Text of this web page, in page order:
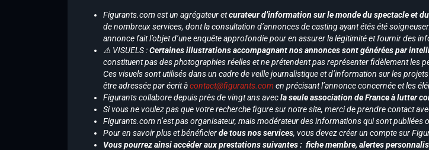
Figurants.com est un agrégateur etcurateur d’information sur le monde du spectacle et
de nombreux services, dont la consultation d’annonces de casting ayant étés été
annonce fait l’objet d’une enquête approfondie pour en assurer la légitimité et fournir des
⚠️ VISUELS :Certaines illustrations accompagnant nos annonces sont générées par
constituent pas des photographies réelles et ne prétendent pas représenter fidèlement
Ces visuels sont utilisés dans un cadre de veille journalistique et d’information sur les
être adressée par écrit àcontact@figurants.com en précisant l’annonce concernée et les
Figurants collabore depuis près de vingt ans avecla seule association de France à lutter
Si vous ne voulez pas que votre recherche figure sur notre site, merci de prendre contact
Figurants.com n’est pas organisateur, mais modérateur des informations qui sont publiées
Pour en savoir plus et bénéficierde tous nos services, vous devez créer un compte sur
Vous pourrez ainsi accéder aux prestations suivantes : fiche membre, alertes